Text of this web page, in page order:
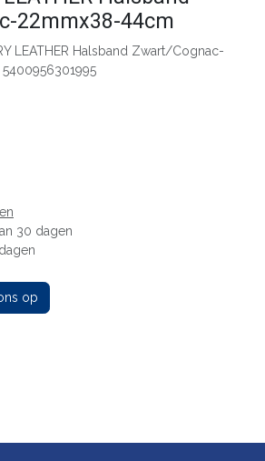
22mmx38-44cm
LEATHER Halsband Zwart/Cognac-
30 dagen
op